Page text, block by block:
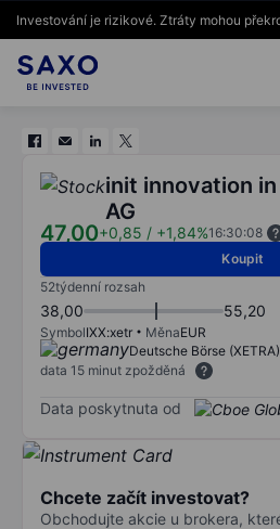
Investování je rizikové. Ztráty mohou
init innovation
AG
47,00+0,85 / +1,84%16:30:08
Koupit
52týdenní rozsah
38,00 55,20
SymbolIXX:xetr MěnaEUR
Deutsche Börse (XETRA)
data 15 minut zpožděná
Data poskytnuta od
Chcete začít investovat?
Obchodujte akcie u brokera,